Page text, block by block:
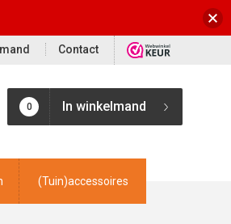
Contact
0 In winkelmand
(Tuin)accessoires